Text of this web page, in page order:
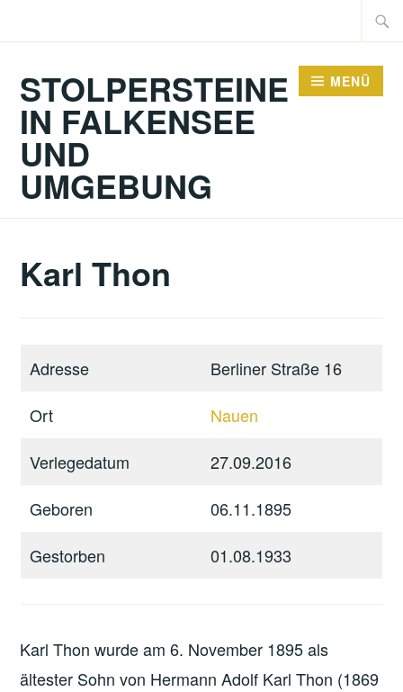
Suche
STOLPERSTEINE
IN FALKENSEE
UND
UMGEBUNG
MENÜ
Karl Thon
Adresse
Berliner Straße 16
Ort
Nauen
Verlegedatum
27.09.2016
Geboren
06.11.1895
Gestorben
01.08.1933
Karl Thon wurde am 6. November 1895 als
ältester Sohn von Hermann Adolf Karl Thon (1869